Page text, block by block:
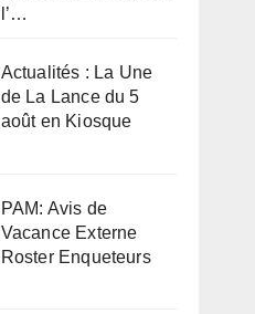
l’…
Actualités : La Une
de La Lance du 5
août en Kiosque
PAM: Avis de
Vacance Externe
Roster Enqueteurs